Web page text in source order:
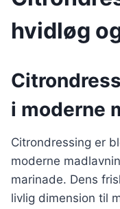
hvidløg
i moderne
Citrondressing er
moderne
marinade. Dens
livlig dimension til